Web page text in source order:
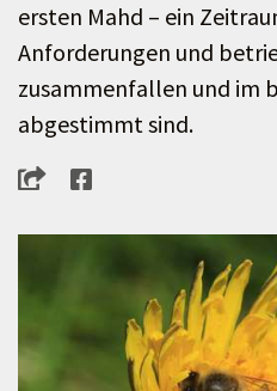
ersten Mahd – ein
Anforderungen und
zusammenfallen und im
abgestimmt sind.